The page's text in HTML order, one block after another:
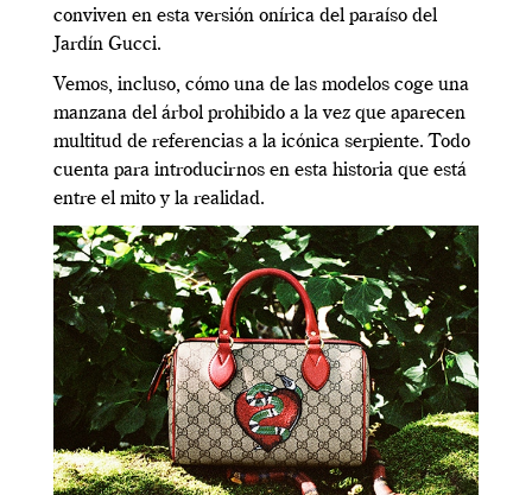
conviven en esta versión onírica del paraíso del
Jardín Gucci.
Vemos, incluso, cómo una de las modelos coge una
manzana del árbol prohibido a la vez que aparecen
multitud de referencias a la icónica serpiente. Todo
cuenta para introducirnos en esta historia que está
entre el mito y la realidad.